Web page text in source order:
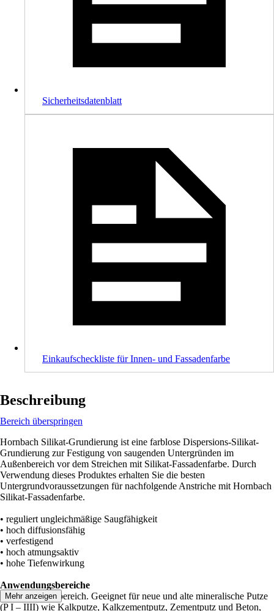
Sicherheitsdatenblatt
Einkaufscheckliste für Innen- und Fassadenfarbe
Beschreibung
Bereich überspringen
Hornbach Silikat-Grundierung ist eine farblose Dispersions-Silikat-
Grundierung zur Festigung von saugenden Untergründen im
Außenbereich vor dem Streichen mit Silikat-Fassadenfarbe. Durch
Verwendung dieses Produktes erhalten Sie die besten
Untergrundvoraussetzungen für nachfolgende Anstriche mit Hornbach
Silikat-Fassadenfarbe.
• reguliert ungleichmäßige Saugfähigkeit
• hoch diffusionsfähig
• verfestigend
• hoch atmungsaktiv
• hohe Tiefenwirkung
Anwendungsbereiche
Für den Außenbereich. Geeignet für neue und alte mineralische Putze
(P I – IIII) wie Kalkputze, Kalkzementputz, Zementputz und Beton,
Mehr anzeigen